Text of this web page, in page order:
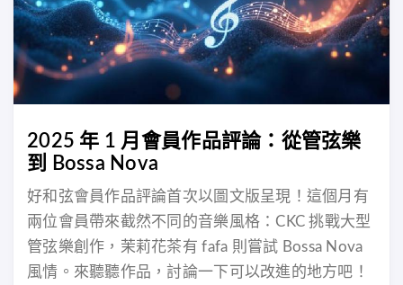
2025 年 1 月會員作品評論：從管弦樂
到 Bossa Nova
好和弦會員作品評論首次以圖文版呈現！這個月有
兩位會員帶來截然不同的音樂風格：CKC 挑戰大型
管弦樂創作，茉莉花茶有 fafa 則嘗試 Bossa Nova
風情。來聽聽作品，討論一下可以改進的地方吧！